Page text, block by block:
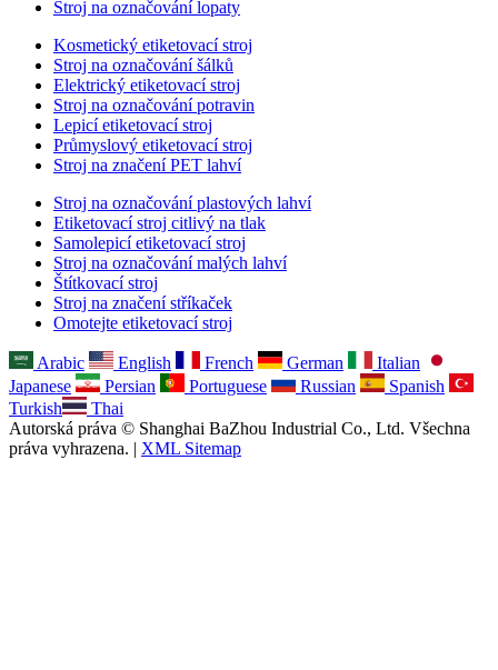
Stroj na označování lopaty
Kosmetický etiketovací stroj
Stroj na označování šálků
Elektrický etiketovací stroj
Stroj na označování potravin
Lepicí etiketovací stroj
Průmyslový etiketovací stroj
Stroj na značení PET lahví
Stroj na označování plastových lahví
Etiketovací stroj citlivý na tlak
Samolepicí etiketovací stroj
Stroj na označování malých lahví
Štítkovací stroj
Stroj na značení stříkaček
Omotejte etiketovací stroj
Arabic English French German
Italian
Japanese
Persian Portuguese Russian
Spanish
Turkish
Thai
Autorská práva © Shanghai BaZhou Industrial Co., Ltd. Všechna
práva vyhrazena. | XML Sitemap